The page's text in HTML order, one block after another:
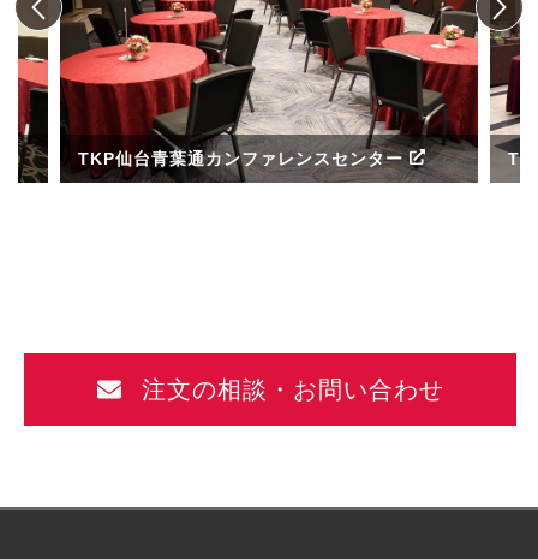
TKP仙台青葉通カンファレンスセンター
ル
注文の相談・お問い合わせ